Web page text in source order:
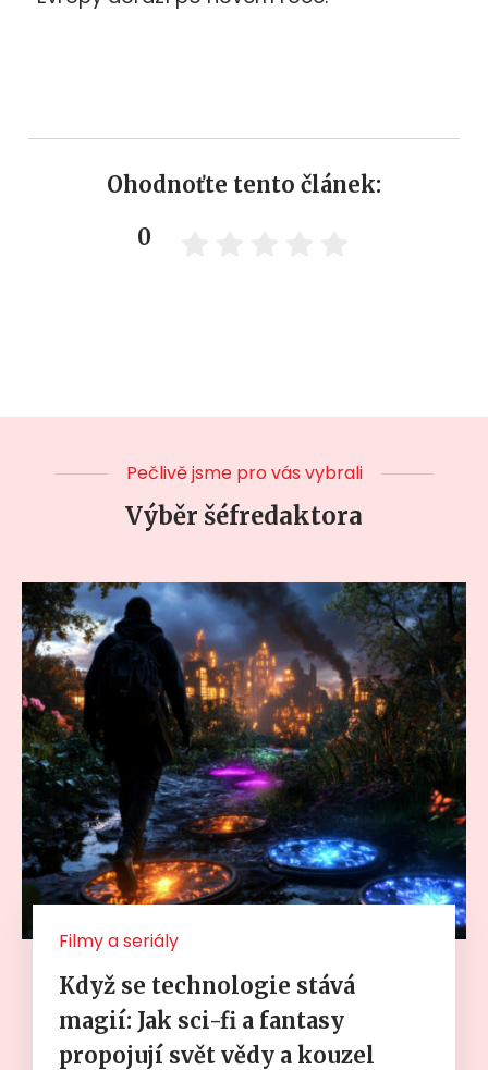
Ohodnoťte tento článek:
0
Pečlivě jsme pro vás vybrali
Výběr šéfredaktora
Filmy a seriály
Když se technologie stává
magií: Jak sci-fi a fantasy
propojují svět vědy a kouzel